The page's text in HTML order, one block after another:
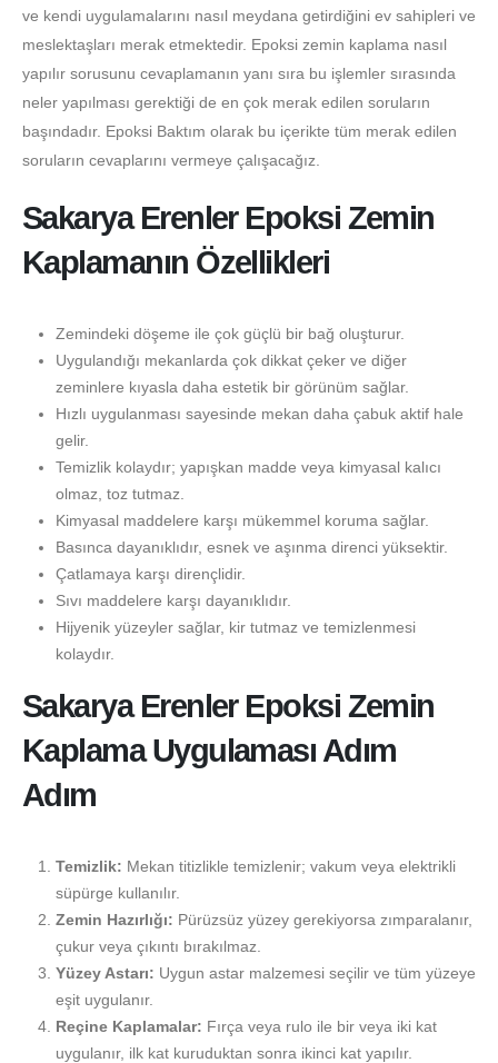
ve kendi uygulamalarını nasıl meydana getirdiğini ev sahipleri ve
meslektaşları merak etmektedir. Epoksi zemin kaplama nasıl
yapılır sorusunu cevaplamanın yanı sıra bu işlemler sırasında
neler yapılması gerektiği de en çok merak edilen soruların
başındadır. Epoksi Baktım olarak bu içerikte tüm merak edilen
soruların cevaplarını vermeye çalışacağız.
Sakarya Erenler Epoksi Zemin
Kaplamanın Özellikleri
Zemindeki döşeme ile çok güçlü bir bağ oluşturur.
Uygulandığı mekanlarda çok dikkat çeker ve diğer
zeminlere kıyasla daha estetik bir görünüm sağlar.
Hızlı uygulanması sayesinde mekan daha çabuk aktif hale
gelir.
Temizlik kolaydır; yapışkan madde veya kimyasal kalıcı
olmaz, toz tutmaz.
Kimyasal maddelere karşı mükemmel koruma sağlar.
Basınca dayanıklıdır, esnek ve aşınma direnci yüksektir.
Çatlamaya karşı dirençlidir.
Sıvı maddelere karşı dayanıklıdır.
Hijyenik yüzeyler sağlar, kir tutmaz ve temizlenmesi
kolaydır.
Sakarya Erenler Epoksi Zemin
Kaplama Uygulaması Adım
Adım
Temizlik: Mekan titizlikle temizlenir; vakum veya elektrikli
süpürge kullanılır.
Zemin Hazırlığı: Pürüzsüz yüzey gerekiyorsa zımparalanır,
çukur veya çıkıntı bırakılmaz.
Yüzey Astarı: Uygun astar malzemesi seçilir ve tüm yüzeye
eşit uygulanır.
Reçine Kaplamalar: Fırça veya rulo ile bir veya iki kat
uygulanır, ilk kat kuruduktan sonra ikinci kat yapılır.